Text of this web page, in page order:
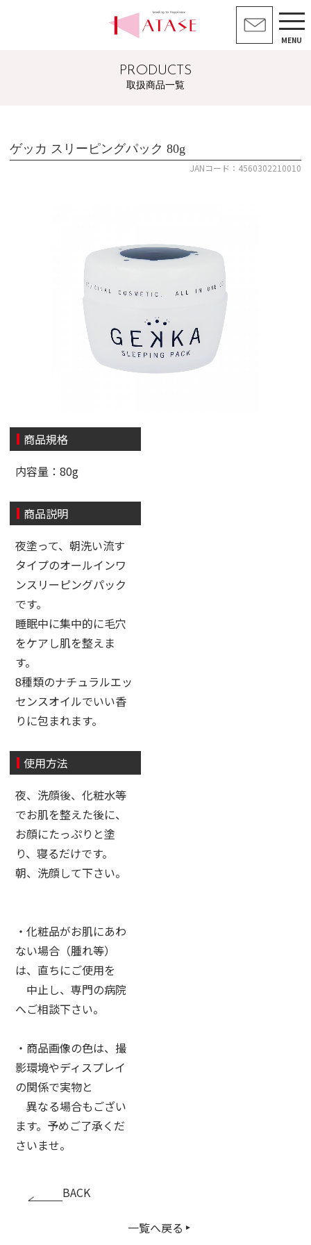
MENU
PRODUCTS
取扱商品一覧
ゲッカ スリーピングパック 80g
JANコード：4560302210010
商品規格
内容量：80g
商品説明
夜塗って、朝洗い流す
タイプのオールインワ
ンスリーピングパック
です。
睡眠中に集中的に毛穴
をケアし肌を整えま
す。
8種類のナチュラルエッ
センスオイルでいい香
りに包まれます。
使用方法
夜、洗顔後、化粧水等
でお肌を整えた後に、
お顔にたっぷりと塗
り、寝るだけです。
朝、洗顔して下さい。
・化粧品がお肌にあわ
ない場合（腫れ等）
は、直ちにご使用を
中止し、専門の病院
へご相談下さい。
・商品画像の色は、撮
影環境やディスプレイ
の関係で実物と
異なる場合もござい
ます。予めご了承くだ
さいませ。
BACK
一覧へ戻る